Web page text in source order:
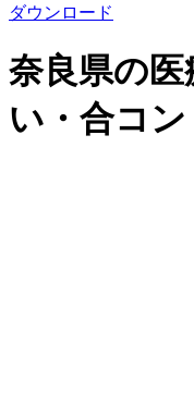
ダウンロード
奈良県の
い・合コン